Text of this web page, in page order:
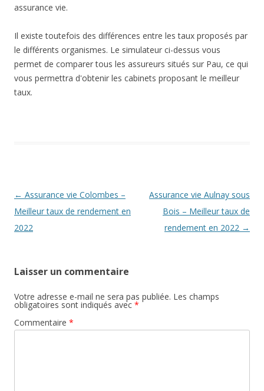
assurance vie.
Il existe toutefois des différences entre les taux proposés par
le différents organismes. Le simulateur ci-dessus vous
permet de comparer tous les assureurs situés sur Pau, ce qui
vous permettra d'obtenir les cabinets proposant le meilleur
taux.
Navigation
des
articles
← Assurance vie Colombes –
Meilleur taux de rendement en
2022
Assurance vie Aulnay sous
Bois – Meilleur taux de
rendement en 2022 →
Laisser un commentaire
Votre adresse e-mail ne sera pas publiée. Les champs
obligatoires sont indiqués avec *
Commentaire *